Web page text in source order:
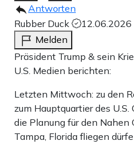
Antworten
Rubber Duck
12.06.2026
Melden
Präsident Trump & sein
U.S. Medien berichten:
Letzten Mittwoch: zu den
zum Hauptquartier des
die Planung für den Nahen
Tampa, Florida fliegen